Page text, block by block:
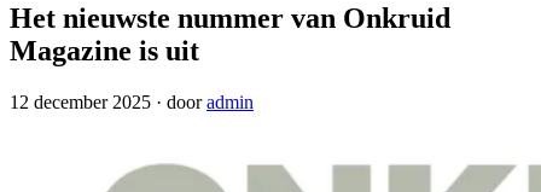
Het nieuwste nummer van Onkruid
Magazine is uit
12 december 2025 · dooradmin